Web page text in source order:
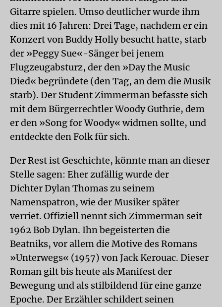
Gitarre spielen. Umso deutlicher wurde ihm
dies mit 16 Jahren: Drei Tage, nachdem er ein
Konzert von Buddy Holly besucht hatte, starb
der »Peggy Sue«-Sänger bei jenem
Flugzeugabsturz, der den »Day the Music
Died« begründete (den Tag, an dem die Musik
starb). Der Student Zimmerman befasste sich
mit dem Bürgerrechtler Woody Guthrie, dem
er den »Song for Woody« widmen sollte, und
entdeckte den Folk für sich.
Der Rest ist Geschichte, könnte man an dieser
Stelle sagen: Eher zufällig wurde der
Dichter Dylan Thomas zu seinem
Namenspatron, wie der Musiker später
verriet. Offiziell nennt sich Zimmerman seit
1962 Bob Dylan. Ihn begeisterten die
Beatniks, vor allem die Motive des Romans
»Unterwegs« (1957) von Jack Kerouac. Dieser
Roman gilt bis heute als Manifest der
Bewegung und als stilbildend für eine ganze
Epoche. Der Erzähler schildert seinen